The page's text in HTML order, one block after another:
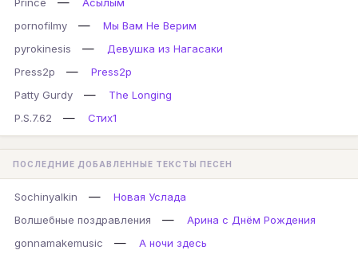
pornofilmy
—
Мы Вам Не Верим
pyrokinesis
—
Девушка из Нагасаки
Press2p
—
Press2p
Patty Gurdy
—
The Longing
P.S.7.62
— Стих1
ПОСЛЕДНИЕ ДОБАВЛЕННЫЕ ТЕКСТЫ ПЕСЕН
Sochinyalkin —
Новая Услада
Волшебные поздравления
—
Арина с Днём Рождения
gonnamakemusic
—
А ночи здесь